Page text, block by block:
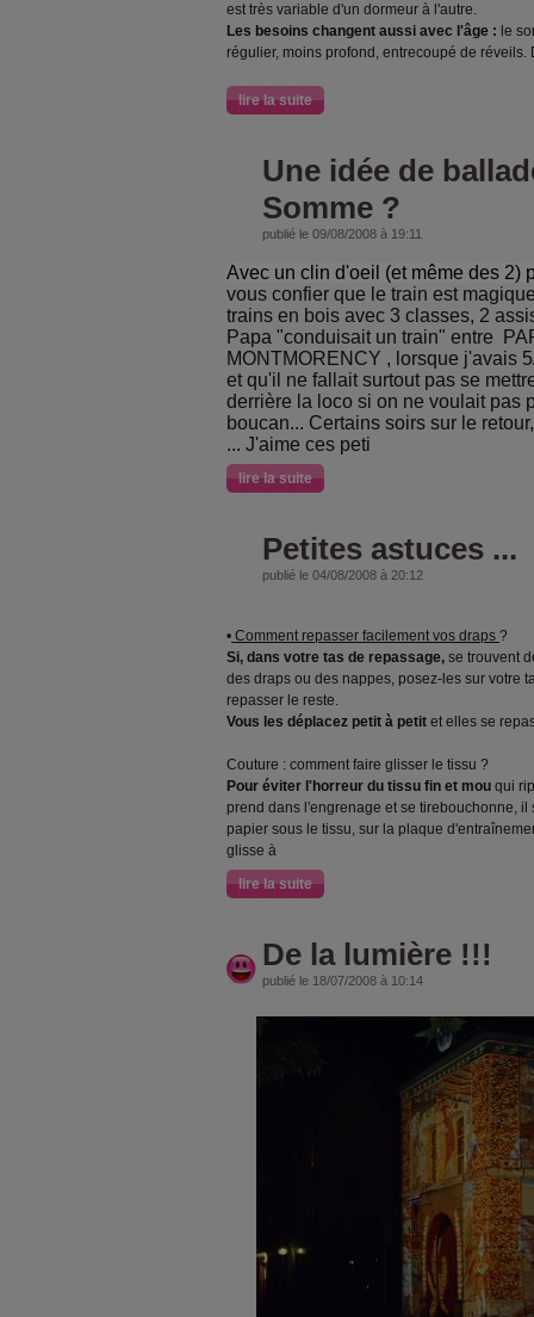
est très variable d'un dormeur à l'autre.
Les besoins changent aussi avec l'âge : le
régulier, moins profond, entrecoupé de réveils.
lire la suite
Une idée de
Somme ?
publié le 09/08/2008 à 19:11
Avec un clin d'oeil (et même des 2)
vous confier que le train est
trains en bois avec 3 classes, 2
Papa "conduisait un train" entre
MONTMORENCY , lorsque j'avais
et qu'il ne fallait surtout pas se
derrière la loco si on ne voulait pas
boucan... Certains soirs sur le
... J'aime ces peti
lire la suite
Petites astuces ...
publié le 04/08/2008 à 20:12
• Comment repasser facilement vos draps ?
Si, dans votre tas de repassage, se trouvent
des draps ou des nappes, posez-les sur votre
repasser le reste.
Vous les déplacez petit à petit et elles se
Couture : comment faire glisser le tissu ?
Pour éviter l'horreur du tissu fin et mou qui
prend dans l'engrenage et se tirebouchonne,
papier sous le tissu, sur la plaque
glisse à
lire la suite
De la lumière !!!
publié le 18/07/2008 à 10:14